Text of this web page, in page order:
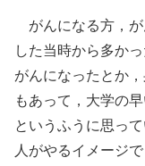
がんになる方，が
した当時から多か
がんになったとか
もあって，大学の
というふうに思っ
人がやるイメージ